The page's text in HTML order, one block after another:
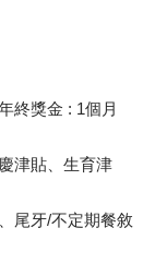
終獎金 : 1個月
津貼、生育津
尾牙/不定期餐敘